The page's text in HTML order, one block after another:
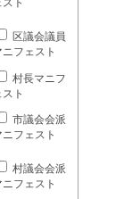
スト
区議会議員
ニフェスト
村長マニフ
スト
市議会会派
ニフェスト
村議会会派
ニフェスト